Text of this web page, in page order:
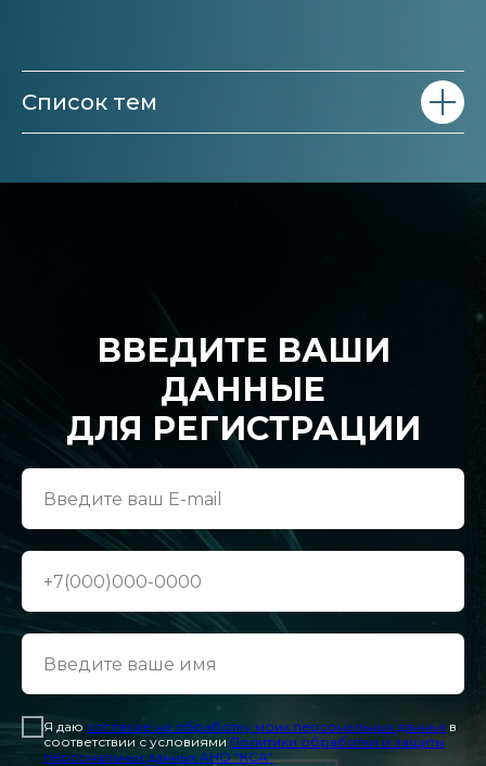
Список тем
ВВЕДИТЕ ВАШИ
ДАННЫЕ
ДЛЯ РЕГИСТРАЦИИ
Я даю согласие на обработку моих персональных данных в
соответствии с условиями Политики обработки и защиты
персональных данных АНО "КСА"